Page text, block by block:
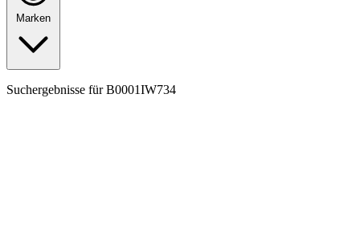
Marken
Suchergebnisse fürB0001IW734